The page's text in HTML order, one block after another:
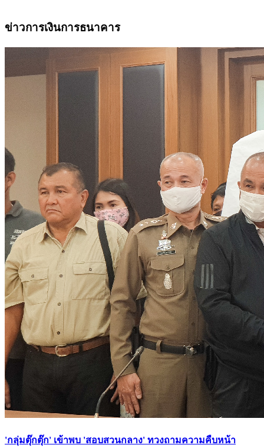
ข่าวการเงินการธนาคาร
'กลุ่มตุ๊กตุ๊ก' เข้าพบ 'สอบสวนกลาง' ทวงถามความคืบหน้า